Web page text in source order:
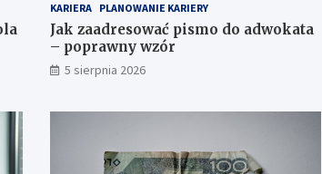
KARIERA PLANOWANIE KARIERY
Jak zaadresować pismo do adwokata
– poprawny wzór
5 sierpnia 2026